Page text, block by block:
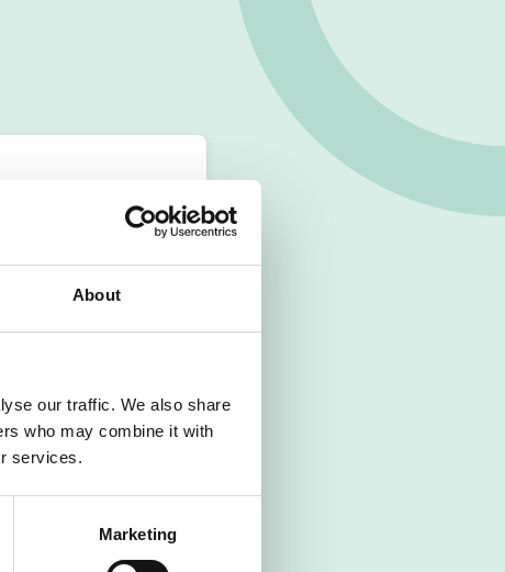
About
our traffic. We also share
who may combine it with
services.
Marketing